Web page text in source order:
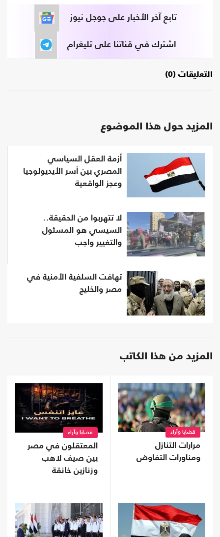
تابع آخر الأخبار على جوجل نيوز
اشترك في قناتنا على تليغرام
التعليقات (0)
المزيد حول هذا الموضوع
أزمة العقل السياسي
المصري بين أسر الأيديولوجيا
وعجز الواقعية
لا تتهربوا من الحقيقة..
السيسي هو المسئول
والتغيير واجب
تهافت السلفية الأمنية في
مصر والخليج
المزيد من هذا الكاتب
قضايا وآراء
مرارات التنازل
ومناورات التفاوض
قضايا وآراء
المعتقلون في مصر
بين صيف لاهب
وزنازين خانقة